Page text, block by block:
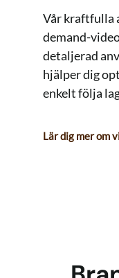
Vår kraftfulla
demand-
detaljerad
hjälper dig
enkelt följa
Lär dig mer om